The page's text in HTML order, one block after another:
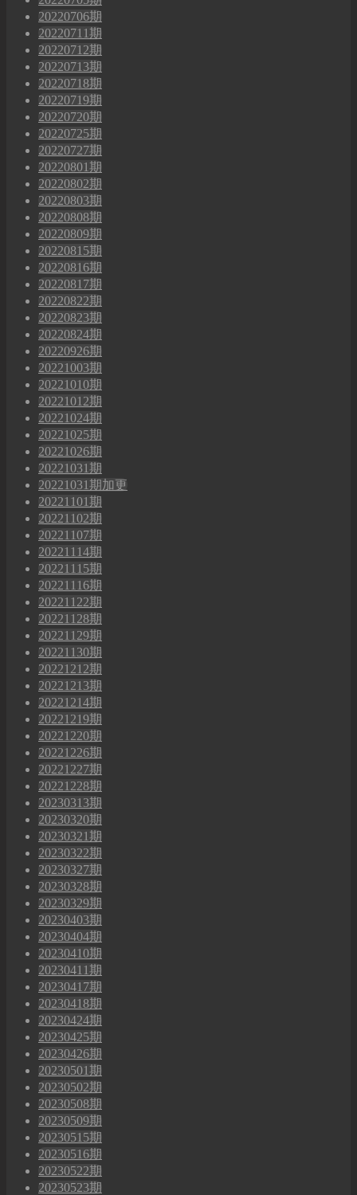
20220706期
20220711期
20220712期
20220713期
20220718期
20220719期
20220720期
20220725期
20220727期
20220801期
20220802期
20220803期
20220808期
20220809期
20220815期
20220816期
20220817期
20220822期
20220823期
20220824期
20220926期
20221003期
20221010期
20221012期
20221024期
20221025期
20221026期
20221031期
20221031期加更
20221101期
20221102期
20221107期
20221114期
20221115期
20221116期
20221122期
20221128期
20221129期
20221130期
20221212期
20221213期
20221214期
20221219期
20221220期
20221226期
20221227期
20221228期
20230313期
20230320期
20230321期
20230322期
20230327期
20230328期
20230329期
20230403期
20230404期
20230410期
20230411期
20230417期
20230418期
20230424期
20230425期
20230426期
20230501期
20230502期
20230508期
20230509期
20230515期
20230516期
20230522期
20230523期